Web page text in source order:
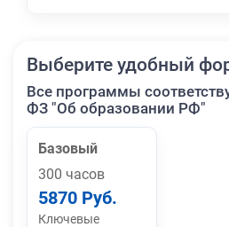
Выберите удобный
Все программы
ФЗ "Об образовании РФ"
Базовый
300 часов
5870 Руб.
Ключевые